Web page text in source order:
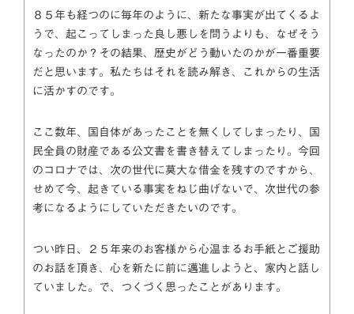
８５年も経つのに毎年のように、新たな事実が出てくるよ
うで、起こってしまった良し悪しを問うよりも、なぜそう
なったのか？その結果、歴史がどう動いたのかが一番重要
だと思います。私たちはそれを読み解き、これからの生活
に活かすのです。
ここ数年、国自体があったことを無くしてしまったり、国
民全員の財産である公文書を書き替えてしまったり。今回
のコロナでは、次の世代に莫大な借金を残すのですから、
せめて今、起きている事実をねじ曲げないで、次世代の参
考になるようにしていただきたいのです。
つい昨日、２５年来のお客様から心温まるお手紙とご援助
のお話を頂き、心を新たに前に邁進しようと、家内と話し
ていました。で、つくづく思ったことがあります。